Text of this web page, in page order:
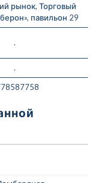
рынок, Торговый
павильон 29
.
.